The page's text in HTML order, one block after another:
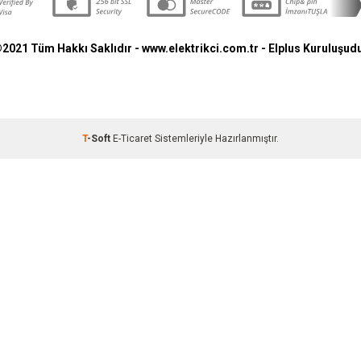
Tüm Hakkı Saklıdır - www.elektrikci.com.tr - Elplus
T-Soft E-Ticaret Sistemleriyle Hazırlanmıştır.